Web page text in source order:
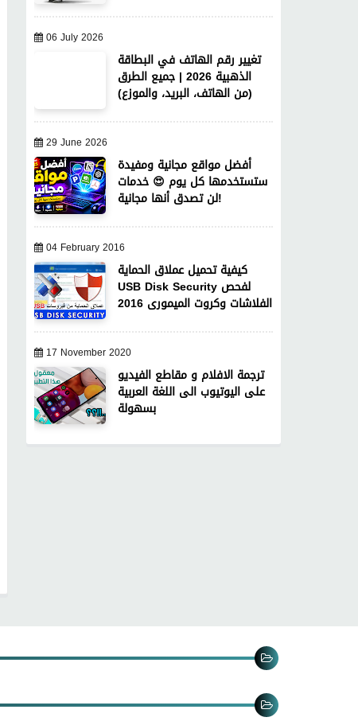
06 July 2026
تغيير رقم الهاتف في البطاقة
الذهبية 2026 | جميع الطرق
(من الهاتف، البريد، والموزع)
29 June 2026
أفضل مواقع مجانية ومفيدة
ستستخدمها كل يوم 😍 خدمات
لن تصدق أنها مجانية!
04 February 2016
كيفية تحميل عملاق الحماية
USB Disk Security لفحص
الفلاشات وكروت الميمورى 2016
17 November 2020
ترجمة الافلام و مقاطع الفيديو
على اليوتيوب الى اللغة العربية
بسهولة